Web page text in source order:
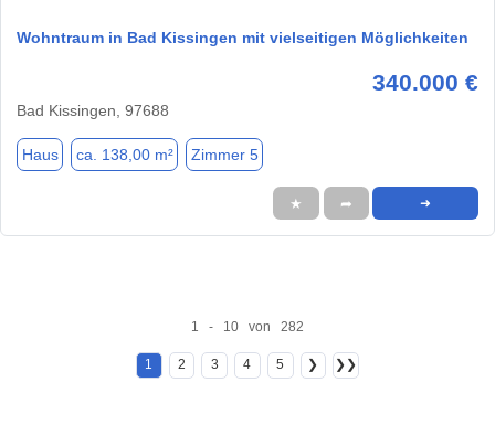
Wohntraum in Bad Kissingen mit vielseitigen Möglichkeiten
340.000 €
Bad Kissingen, 97688
Haus ca. 138,00 m² Zimmer 5
★ ➦ ➜
1 - 10 von 282
1 2 3 4 5 ❯ ❯❯